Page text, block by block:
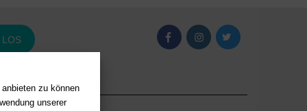
zu können
unserer
LOS